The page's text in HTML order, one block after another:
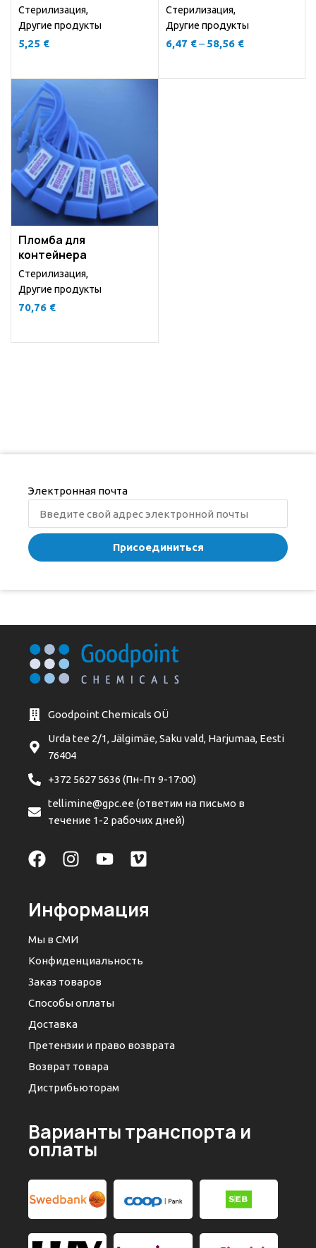
Стерилизация,
Другие продукты
5,25 €
Стерилизация,
Другие продукты
6,47 € – 58,56 €
Пломба для
контейнера
Стерилизация,
Другие продукты
70,76 €
Электронная почта
Присоединиться
Goodpoint Chemicals OÜ
Urda tee 2/1, Jälgimäe, Saku vald, Harjumaa, Eesti
76404
+372 5627 5636 (Пн-Пт 9-17:00)
tellimine@gpc.ee (ответим на письмо в
течение 1-2 рабочих дней)
Информация
Мы в СМИ
Конфиденциальность
Заказ товаров
Способы оплаты
Доставка
Претензии и право возврата
Возврат товара
Дистрибьюторам
Варианты транспорта и
оплаты